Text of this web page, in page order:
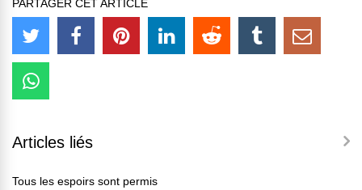
PARTAGER CET ARTICLE
Articles liés
Tous les espoirs sont permis